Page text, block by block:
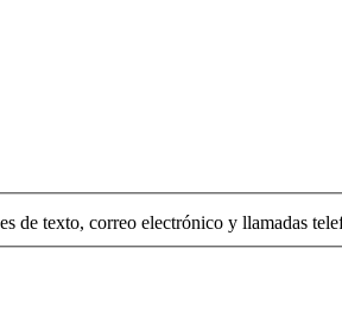
de texto, correo electrónico y llamadas